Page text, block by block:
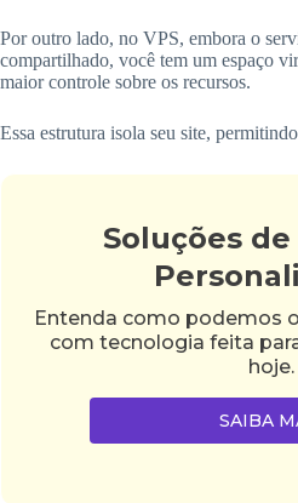
Por outro lado, no VPS, embora o
compartilhado, você tem um espaço
maior controle sobre os recursos.
Essa estrutura isola seu site,
Soluções
Entenda como podemos
com tecnologia feita
hoje.
SAIBA